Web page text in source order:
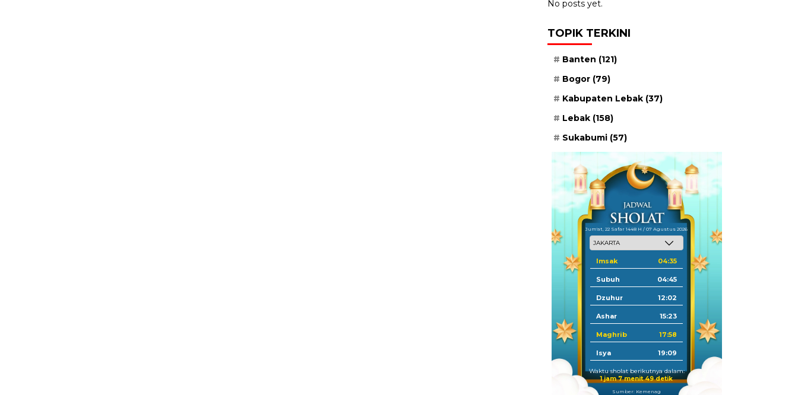
No posts yet.
TOPIK TERKINI
Banten (121)
Bogor (79)
Kabupaten Lebak (37)
Lebak (158)
Sukabumi (57)
Jum'at, 22 Safar 1448 H / 07 Agustus 2026
Imsak 04:35
Subuh 04:45
Dzuhur 12:02
Ashar 15:23
Maghrib 17:58
Isya 19:09
Waktu sholat berikutnya dalam:
1 jam 7 menit 48 detik
Sumber: Kemenag